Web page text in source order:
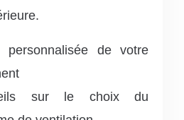
personnalisée de votre
sur le choix du